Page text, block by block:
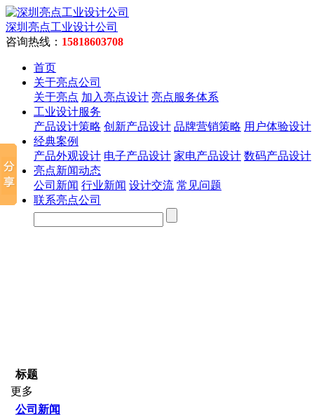
深圳亮点工业设计公司
咨询热线： 15818603708
首页
关于亮点公司
关于亮点 加入亮点设计 亮点服务体系
工业设计服务
产品设计策略 创新产品设计 品牌营销策略 用户体验设计
经典案例
产品外观设计 电子产品设计 家电产品设计 数码产品设计
亮点新闻动态
公司新闻 行业新闻 设计交流 常见问题
联系亮点公司
标题
更多
公司新闻